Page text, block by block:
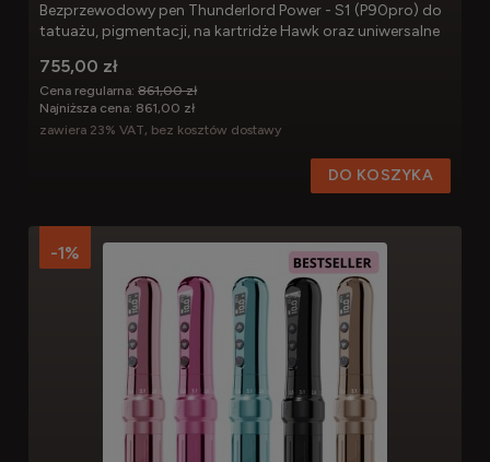
Bezprzewodowy pen Thunderlord Power - S1 (P90pro) do
tatuażu, pigmentacji, na kartridże Hawk oraz uniwersalne
755,00 zł
zawiera 23% VAT, bez kosztów dostawy
Cena regularna: 861,00 zł
Najniższa cena: 861,00 zł
DO KOSZYKA
-1%